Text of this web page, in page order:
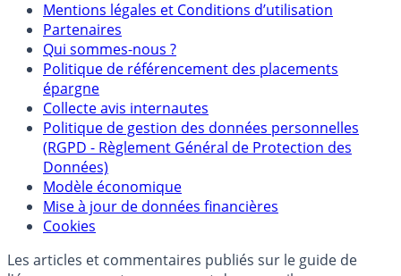
Mentions légales et Conditions d’utilisation
Partenaires
Qui sommes-nous ?
Politique de référencement des placements
épargne
Collecte avis internautes
Politique de gestion des données personnelles
(RGPD - Règlement Général de Protection des
Données)
Modèle économique
Mise à jour de données financières
Cookies